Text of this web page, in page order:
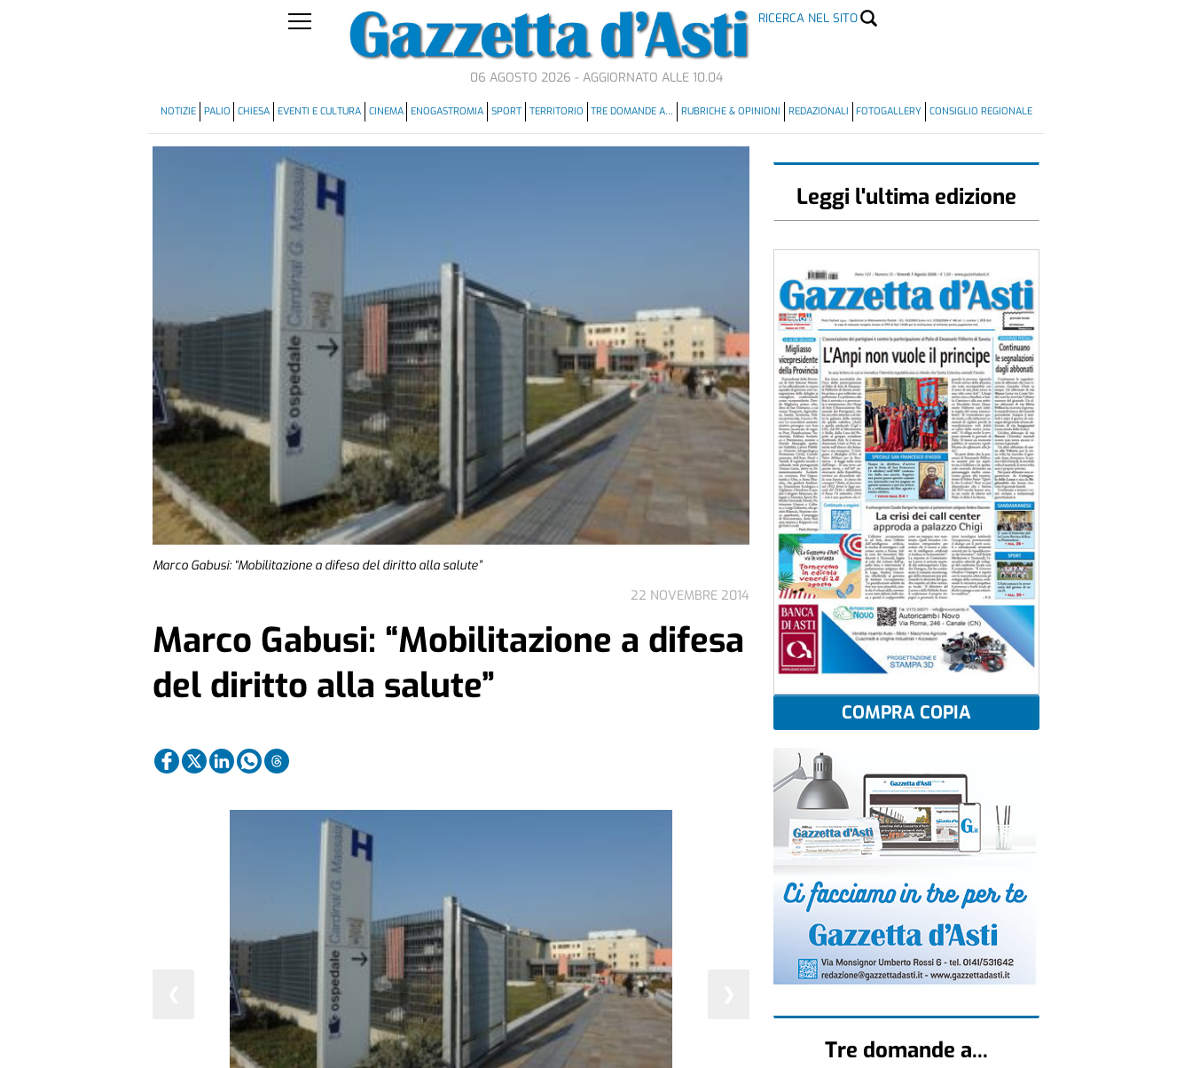
RICERCA NEL SITO
06 AGOSTO 2026 - AGGIORNATO ALLE 10.04
NOTIZIE PALIO CHIESA EVENTI E CULTURA CINEMA ENOGASTROMIA SPORT TERRITORIO TRE DOMANDE A… RUBRICHE & OPINIONI REDAZIONALI FOTOGALLERY CONSIGLIO REGIONALE
Marco Gabusi: “Mobilitazione a difesa del diritto alla salute”
22 NOVEMBRE 2014
Marco Gabusi: “Mobilitazione a difesa
del diritto alla salute”
Leggi l'ultima edizione
COMPRA COPIA
Tre domande a...